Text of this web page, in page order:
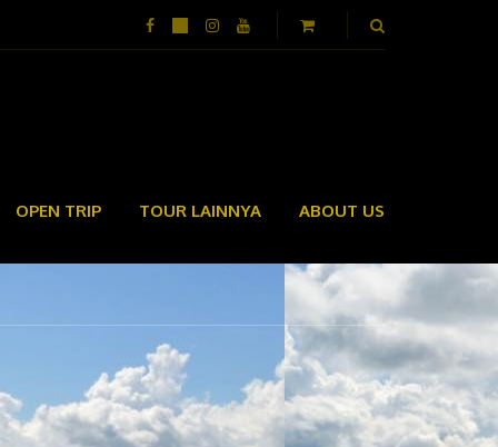
OPEN TRIP TOUR LAINNYA ABOUT US